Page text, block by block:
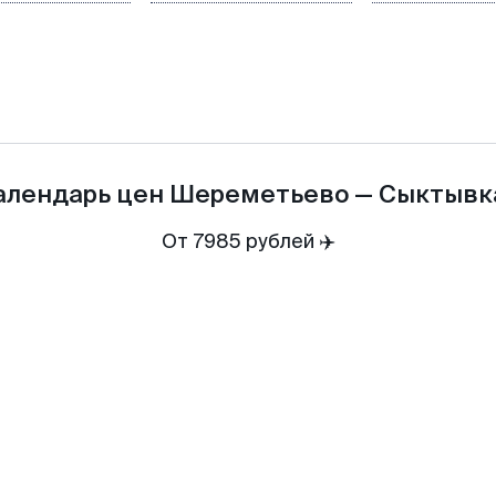
цен Шереметьево —
От 7985 рублей ✈️